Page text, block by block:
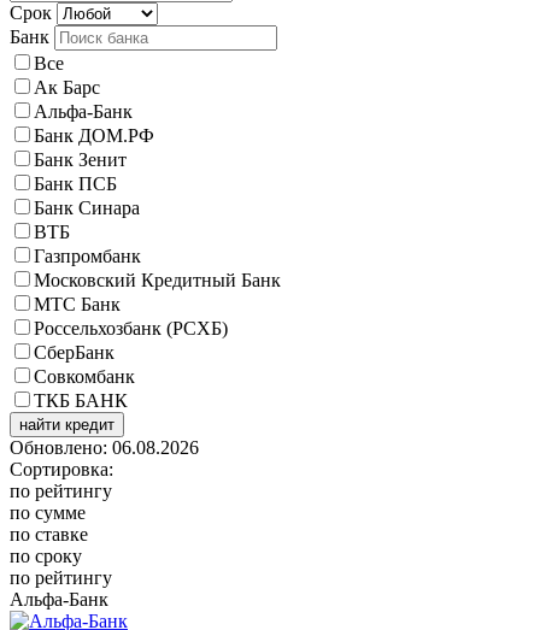
Срок
Банк
Все
Ак Барс
Альфа-Банк
Банк ДОМ.РФ
Банк Зенит
Банк ПСБ
Банк Синара
ВТБ
Газпромбанк
Московский Кредитный Банк
МТС Банк
Россельхозбанк (РСХБ)
СберБанк
Совкомбанк
ТКБ БАНК
найти кредит
Обновлено: 06.08.2026
Сортировка:
по рейтингу
по сумме
по ставке
по сроку
по рейтингу
Альфа-Банк